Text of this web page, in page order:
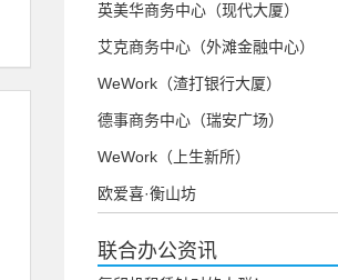
英美华商务中心（现代大厦）
艾克商务中心（外滩金融中心）
WeWork（渣打银行大厦）
德事商务中心（瑞安广场）
WeWork（上生新所）
欧爱喜·衡山坊
联合办公资讯